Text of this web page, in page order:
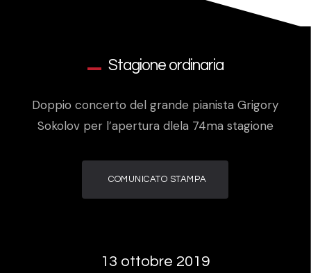
Stagione ordinaria
Doppio concerto del grande pianista Grigory
Sokolov per l’apertura dlela 74ma stagione
COMUNICATO STAMPA
13 ottobre 2019